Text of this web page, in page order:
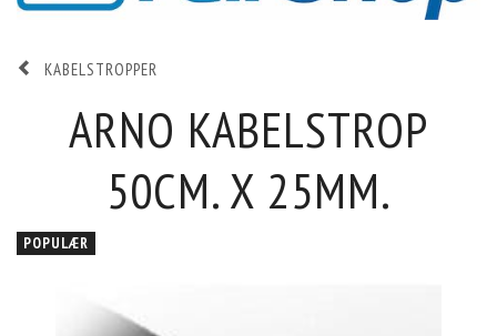
KABELSTROPPER
ARNO KABELSTROP
50CM. X 25MM.
POPULÆR